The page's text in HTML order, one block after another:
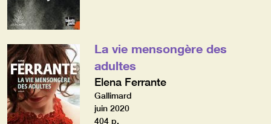
La vie mensongère des
adultes
Elena Ferrante
Gallimard
juin 2020
404 p.